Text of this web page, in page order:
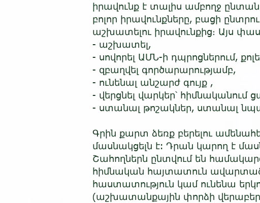
իրավունք է տալիս ամբողջ
բոլոր իրավունքները, բացի
աշխատելու իրավունքից։ Այս
- աշխատել,
- սովորել ԱՄՆ-ի դպրոցներում,
- զբաղվել գործարարությամբ,
- ունենալ անշարժ գույք ,
- վերցնել վարկեր՝ հիմնականում
- ստանալ թոշակներ, ստանալ
Գրին քարտ ձեռք բերելու
մասնակցելն է: Դրան կարող է
Շահողներն ընտվում են
հիմնական հայտատուն
հաստատություն կամ ունենա
(աշխատանքային փորձի